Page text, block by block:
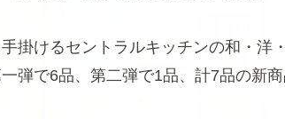
掛けるセントラルキッチンの和・洋
弾で6品、第二弾で1品、計7品の新商